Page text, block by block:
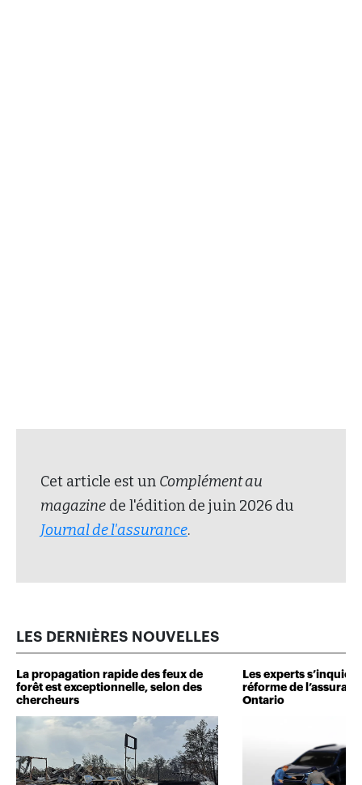
Cet article est un Complément au
magazine de l'édition de juin 2026 du
Journal de l'assurance.
LES DERNIÈRES NOUVELLES
La propagation rapide des feux de
forêt est exceptionnelle, selon des
chercheurs
Les experts
réforme de
Ontario